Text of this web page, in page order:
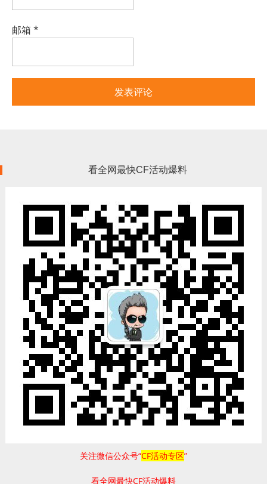
邮箱 *
看全网最快CF活动爆料
关注微信公众号“CF活动专区”
看全网最快CF活动爆料